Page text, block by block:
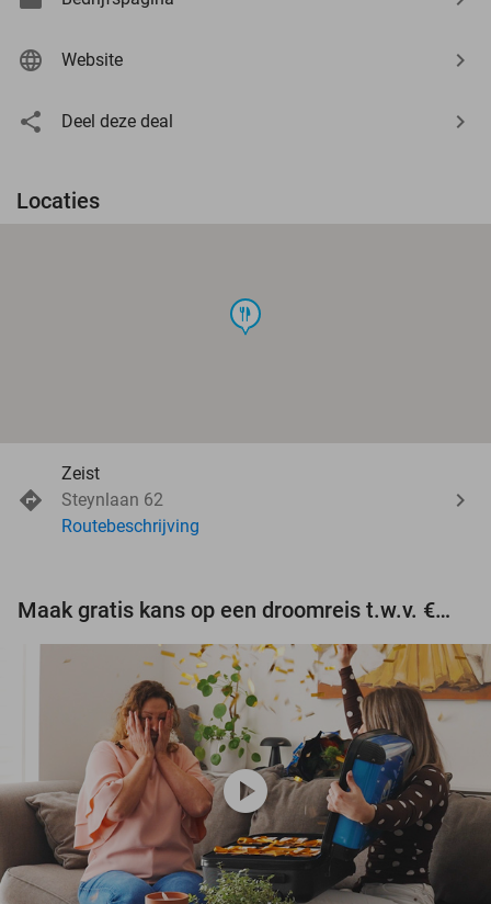
Website
Deel deze deal
Locaties
food
Zeist
Steynlaan 62
Routebeschrijving
Maak gratis kans op een droomreis t.w.v. €3.000!
play_circle